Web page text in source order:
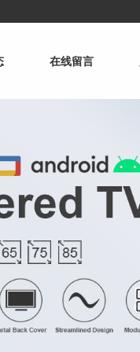
在线留言